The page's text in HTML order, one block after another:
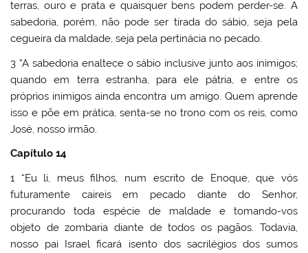
terras, ouro e prata e quaisquer bens podem perder-se. A
sabedoria, porém, não pode ser tirada do sábio, seja pela
cegueira da maldade, seja pela pertinácia no pecado.
3 “A sabedoria enaltece o sábio inclusive junto aos inimigos;
quando em terra estranha, para ele pátria, e entre os
próprios inimigos ainda encontra um amigo. Quem aprende
isso e põe em prática, senta-se no trono com os reis, como
José, nosso irmão.
Capítulo 14
1 “Eu li, meus filhos, num escrito de Enoque, que vós
futuramente caireis em pecado diante do Senhor,
procurando toda espécie de maldade e tomando-vos
objeto de zombaria diante de todos os pagãos. Todavia,
nosso pai Israel ficará isento dos sacrilégios dos sumos